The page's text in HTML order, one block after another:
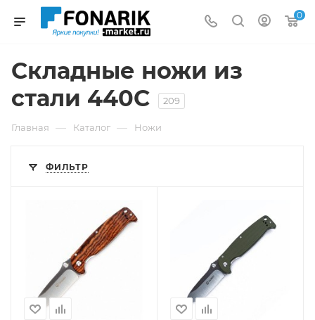
0
Складные ножи из
стали 440C
209
Главная — Каталог — Ножи
ФИЛЬТР